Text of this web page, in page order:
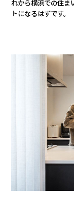
れから横浜での住ま
トになるはずです。